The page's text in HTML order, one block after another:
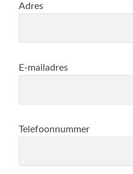
Adres
E-mailadres
Telefoonnummer